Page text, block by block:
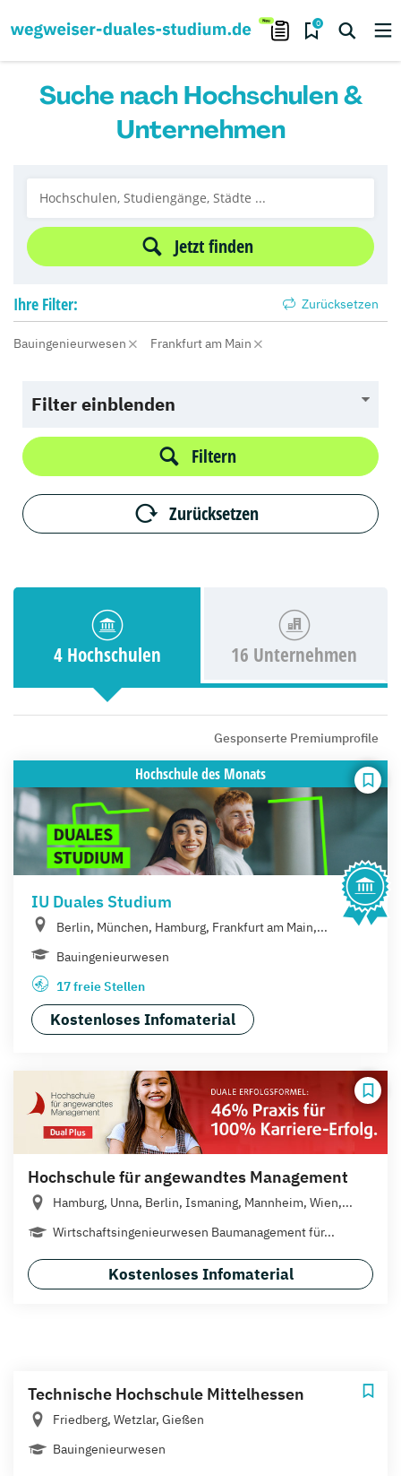
0
Suche nach Hochschulen &
Unternehmen
Jetzt finden
Ihre Filter: Zurücksetzen
Bauingenieurwesen Frankfurt am Main
Filter einblenden
Filtern
Zurücksetzen
4 Hochschulen 16 Unternehmen
Gesponserte Premiumprofile
Hochschuledes Monats
IU Duales Studium
Berlin, München, Hamburg, Frankfurt am Main,...
Bauingenieurwesen
17 freie Stellen
Kostenloses Infomaterial
Hochschule für angewandtes Management
Hamburg, Unna, Berlin, Ismaning, Mannheim, Wien,...
Wirtschaftsingenieurwesen Baumanagement für...
Kostenloses Infomaterial
Technische Hochschule Mittelhessen
Friedberg, Wetzlar, Gießen
Bauingenieurwesen